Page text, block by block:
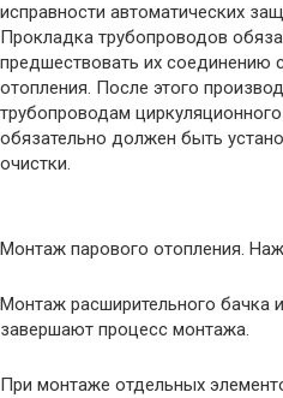
исправности автоматических
Прокладка трубопроводов
предшествовать их соединению
отопления. После этого
трубопроводам
обязательно должен быть
очистки.
Монтаж парового отопления.
Монтаж расширительного бачка
завершают процесс монтажа.
При монтаже отдельных